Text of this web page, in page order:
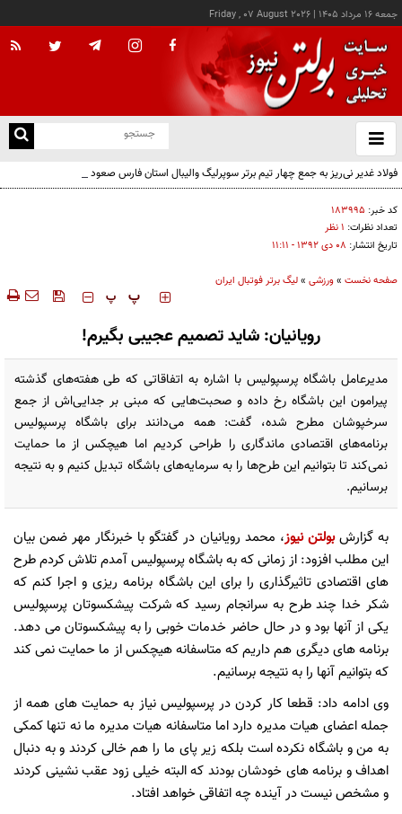
جمعه ۱۶ مرداد ۱۴۰۵ |
Friday , 07 August 2026
باز
و
فولاد غدیر نی‌ریز به جمع چهار تیم برتر سوپرلیگ والیبال استان فارس صعود کرد
کد خبر: ۱۸۳۹۹۵
تعداد نظرات: ۱ نظر
تاریخ انتشار: ۰۸ دی ۱۳۹۲ - ۱۱:۱۱
صفحه نخست »ورزشی »لیگ برتر فوتبال ایران
‍‍‍ پ پ
رویانیان: شاید تصمیم عجیبی بگیرم!
مدیرعامل باشگاه پرسپولیس با اشاره به اتفاقاتی که طی هفته‌های گذشته
پیرامون این باشگاه رخ داده و صحبت‌هایی که مبنی بر جدایی‌اش از جمع
سرخپوشان مطرح شده، گفت: همه می‌دانند برای باشگاه پرسپولیس
برنامه‌های اقتصادی ماندگاری را طراحی کردیم اما هیچکس از ما حمایت
نمی‌کند تا بتوانیم این طرح‌ها را به سرمایه‌های باشگاه تبدیل کنیم و به نتیجه
برسانیم.
به گزارش بولتن نیوز، محمد رویانیان در گفتگو با خبرنگار مهر ضمن بیان
این مطلب افزود: از زمانی که به باشگاه پرسپولیس آمدم تلاش کردم طرح
های اقتصادی تاثیرگذاری را برای این باشگاه برنامه ریزی و اجرا کنم که
شکر خدا چند طرح به سرانجام رسید که شرکت پیشکسوتان پرسپولیس
یکی از آنها بود و در حال حاضر خدمات خوبی را به پیشکسوتان می دهد.
برنامه های دیگری هم داریم که متاسفانه هیچکس از ما حمایت نمی کند
که بتوانیم آنها را به نتیجه برسانیم.
وی ادامه داد: قطعا کار کردن در پرسپولیس نیاز به حمایت های همه از
جمله اعضای هیات مدیره دارد اما متاسفانه هیات مدیره ما نه تنها کمکی
به من و باشگاه نکرده است بلکه زیر پای ما را هم خالی کردند و به دنبال
اهداف و برنامه های خودشان بودند که البته خیلی زود عقب نشینی کردند
و مشخص نیست در آینده چه اتفاقی خواهد افتاد.